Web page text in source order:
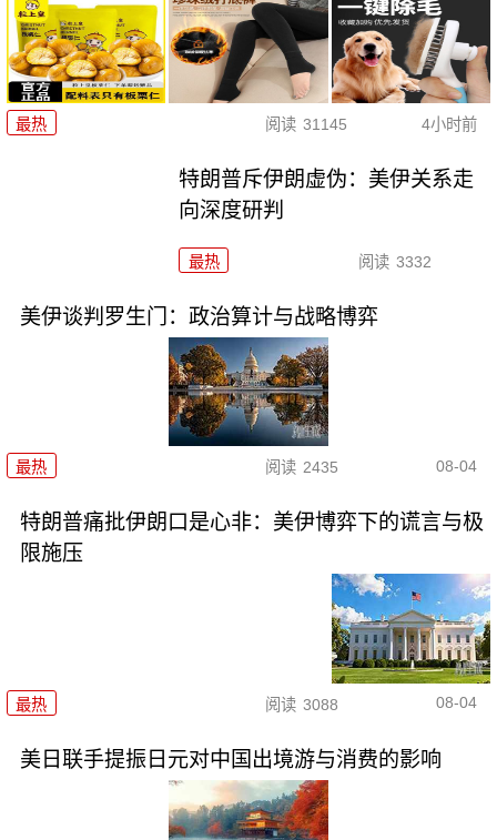
最热 阅读 31145 4小时前
特朗普斥伊朗虚伪：美伊关系走
向深度研判
最热 阅读 3332
美伊谈判罗生门：政治算计与战略博弈
最热 阅读 2435 08-04
特朗普痛批伊朗口是心非：美伊博弈下的谎言与极
限施压
最热 阅读 3088 08-04
美日联手提振日元对中国出境游与消费的影响